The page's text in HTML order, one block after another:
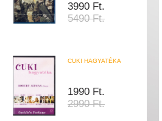
3990 Ft.
5490 Ft.
CUKI HAGYATÉKA
1990 Ft.
2990 Ft.